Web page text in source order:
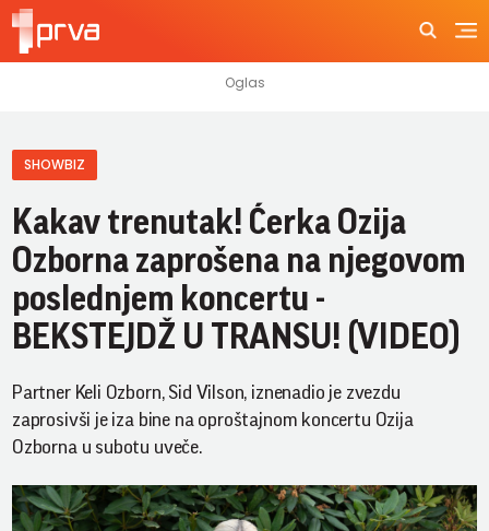
SHOWBIZ
Kakav trenutak! Ćerka Ozija
Ozborna zaprošena na njegovom
poslednjem koncertu -
BEKSTEJDŽ U TRANSU! (VIDEO)
Partner Keli Ozborn, Sid Vilson, iznenadio je zvezdu
zaprosivši je iza bine na oproštajnom koncertu Ozija
Ozborna u subotu uveče.